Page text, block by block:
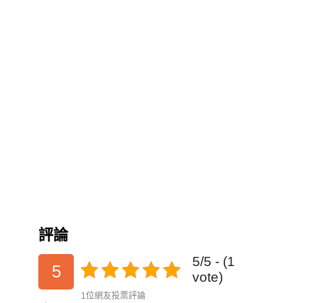
評論
5
5/5 - (1
vote)
1位網友投票評論